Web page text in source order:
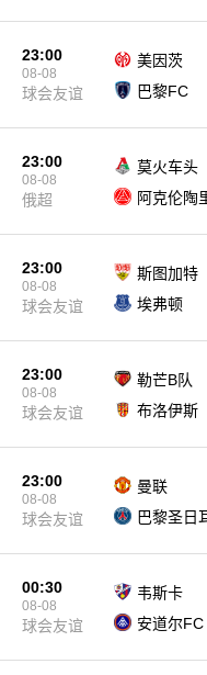
23:00
08-08
球会友谊
美因茨
巴黎FC
23:00
08-08
俄超
莫火车头
阿克伦陶
23:00
08-08
球会友谊
斯图加特
埃弗顿
23:00
08-08
球会友谊
勒芒B队
布洛伊斯
23:00
08-08
球会友谊
曼联
巴黎圣日
00:30
08-08
球会友谊
韦斯卡
安道尔FC